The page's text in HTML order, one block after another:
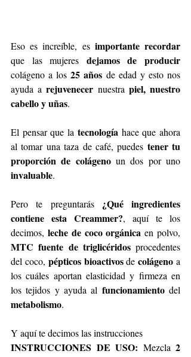
Eso es increíble, es
que las mujeres dejamos de producir
colágeno a los 25 años de edad y esto nos
ayuda a rejuvenecer nuestra piel, nuestro
cabello y uñas.
El pensar que la tecnología hace que ahora
al tomar una taza de café, puedes tener tu
proporción de colágeno un dos por uno
invaluable.
Pero te preguntarás ¿Qué ingredientes
contiene esta Creammer?, aquí te los
decimos, leche de coco orgánica
MTC fuente de triglicéridos procedentes
del coco, pépticos bioactivos de colágeno a
los cuáles aportan elasticidad y firmeza en
los tejidos y ayuda al funcionamiento
metabolismo.
Y aquí te decimos las instrucciones
INSTRUCCIONES DE USO: Mezcla 2